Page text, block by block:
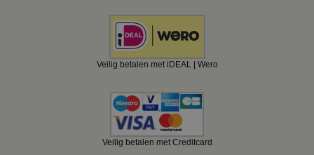
Veilig betalen met iDEAL | Wero
Veilig betalen met Creditcard